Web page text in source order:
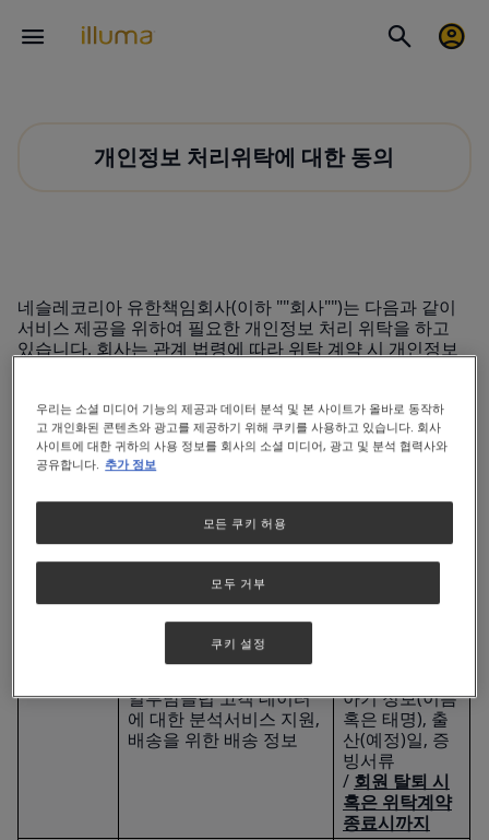
개인정보 처리위탁에 대한 동의
네슬레코리아 유한책임회사(이하 ""회사"")는 다음과 같이
서비스 제공을 위하여 필요한 개인정보 처리 위탁을 하고
있습니다. 회사는 관계 법령에 따라 위탁 계약 시 개인정보
귀하는 개인정보 처리 위탁에 동의하지 않을 권리가 있으
며, 동의를 거부할 경우 일루맘클럽 서비스 이용에 제한을
받을 수 있습니다.
수탁업체
명
개인정보 처리 업무
정보 항목 / 개
인정보 보유 및
케팅 정보 및 프로모션 정
보 제공, 이벤트 경품 배송
일루맘클럽 고객 데이터
에 대한 분석서비스 지원,
배송을 위한 배송 정보
아기 정보(이름
혹은 태명), 출
산(예정)일, 증
빙서류
/ 회원 탈퇴 시
혹은 위탁계약
종료시까지
우리는 소셜 미디어 기능의 제공과 데이터 분석 및 본 사이트가 올바로 동작하
고 개인화된 콘텐츠와 광고를 제공하기 위해 쿠키를 사용하고 있습니다. 회사
사이트에 대한 귀하의 사용 정보를 회사의 소셜 미디어, 광고 및 분석 협력사와
공유합니다. 추가 정보
모두 거부
모든 쿠키 허용
쿠키 설정